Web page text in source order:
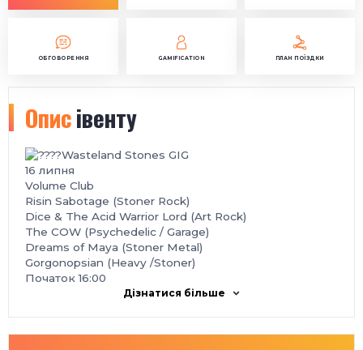
ОБГОВОРЕННЯ GAMIFICATION ПЛАН ПОЇЗДКИ
Описівенту
Wasteland Stones GIG
16 липня
Volume Club
Risin Sabotage (Stoner Rock)
Dice & The Acid Warrior Lord (Art Rock)
The COW (Psychedelic / Garage)
Dreams of Maya (Stoner Metal)
Gorgonopsian (Heavy /Stoner)
Початок 16:00
Дізнатися більше